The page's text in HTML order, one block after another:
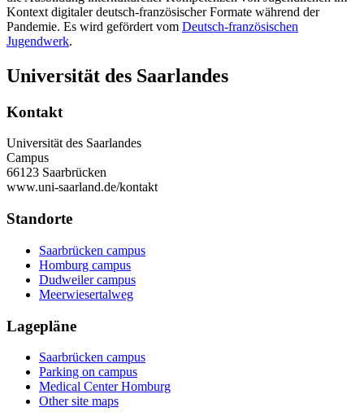
Kontext digitaler deutsch-französischer Formate während der
Pandemie. Es wird gefördert vom Deutsch-französischen
Jugendwerk.
Universität des Saarlandes
Kontakt
Universität des Saarlandes
Campus
66123 Saarbrücken
www.uni-saarland.de/kontakt
Standorte
Saarbrücken campus
Homburg campus
Dudweiler campus
Meerwiesertalweg
Lagepläne
Saarbrücken campus
Parking on campus
Medical Center Homburg
Other site maps